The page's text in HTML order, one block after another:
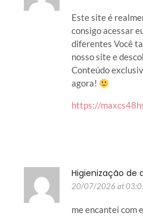
Este site é
consigo acessar
diferentes Você
nosso site e
Conteúdo
agora!
https://
Higienização de
20/07/2026 at
me encantei com